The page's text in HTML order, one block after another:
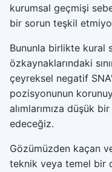
kurumsal geçmişi
bir sorun teşkil
Bununla birlikte kural
özkaynaklarındaki
çeyreksel negatif
pozisyonunun
alımlarımıza düşük
edeceğiz.
Gözümüzden kaçan
teknik veya temel bir